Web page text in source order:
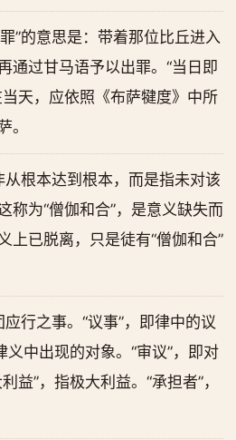
”的意思是：带着那位比丘进入
通过甘马语予以出罪。“当日即
天，应依照《布萨犍度》中所
。
从根本达到根本，而是指未对该
称为“僧伽和合”，是意义缺失而
已脱离，只是徒有“僧伽和合”
应行之事。“议事”，即律中的议
义中出现的对象。“审议”，即对
益”，指极大利益。“承担者”，